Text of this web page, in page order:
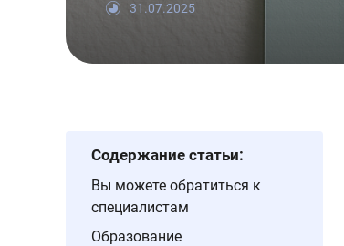
31.07.2025
Содержание статьи:
Вы можете обратиться к
специалистам
Образование